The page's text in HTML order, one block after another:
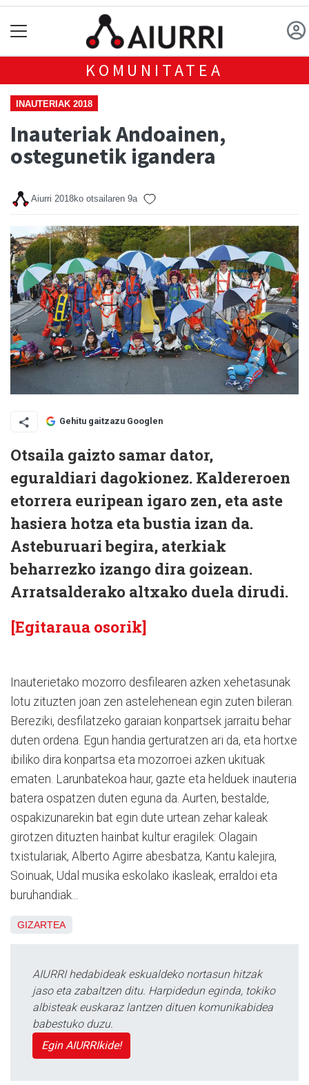
KOMUNITATEA
INAUTERIAK 2018
Inauteriak Andoainen,
ostegunetik igandera
Aiurri 2018ko otsailaren 9a
Gehitu gaitzazu Googlen
Otsaila gaizto samar dator,
eguraldiari dagokionez. Kaldereroen
etorrera euripean igaro zen, eta aste
hasiera hotza eta bustia izan da.
Asteburuari begira, aterkiak
beharrezko izango dira goizean.
Arratsalderako altxako duela dirudi.
[Egitaraua osorik]
Inauterietako mozorro desfilearen azken xehetasunak
lotu zituzten joan zen astelehenean egin zuten bileran.
Bereziki, desfilatzeko garaian konpartsek jarraitu behar
duten ordena. Egun handia gerturatzen ari da, eta hortxe
ibiliko dira konpartsa eta mozorroei azken ukituak
ematen. Larunbatekoa haur, gazte eta helduek inauteria
batera ospatzen duten eguna da. Aurten, bestalde,
ospakizunarekin bat egin dute urtean zehar kaleak
girotzen dituzten hainbat kultur eragilek: Olagain
txistulariak, Alberto Agirre abesbatza, Kantu kalejira,
Soinuak, Udal musika eskolako ikasleak, erraldoi eta
buruhandiak...
GIZARTEA
AIURRI hedabideak eskualdeko nortasun hitzak
jaso eta zabaltzen ditu. Harpidedun eginda, tokiko
albisteak euskaraz lantzen dituen komunikabidea
babestuko duzu.
Egin AIURRIkide!